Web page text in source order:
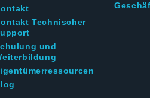
Technischer
und